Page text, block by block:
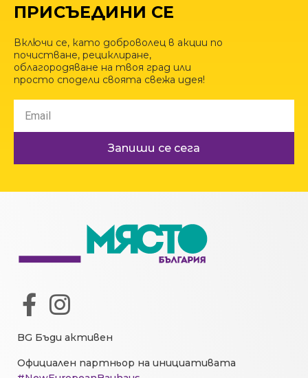
ПРИСЪЕДИНИ СЕ
Включи се, като доброволец в акции по
почистване, рециклиране,
облагородяване на твоя град или
просто сподели своята свежа идея!
Запиши се сега
BG Бъди активен
Официален партньор на инициативата